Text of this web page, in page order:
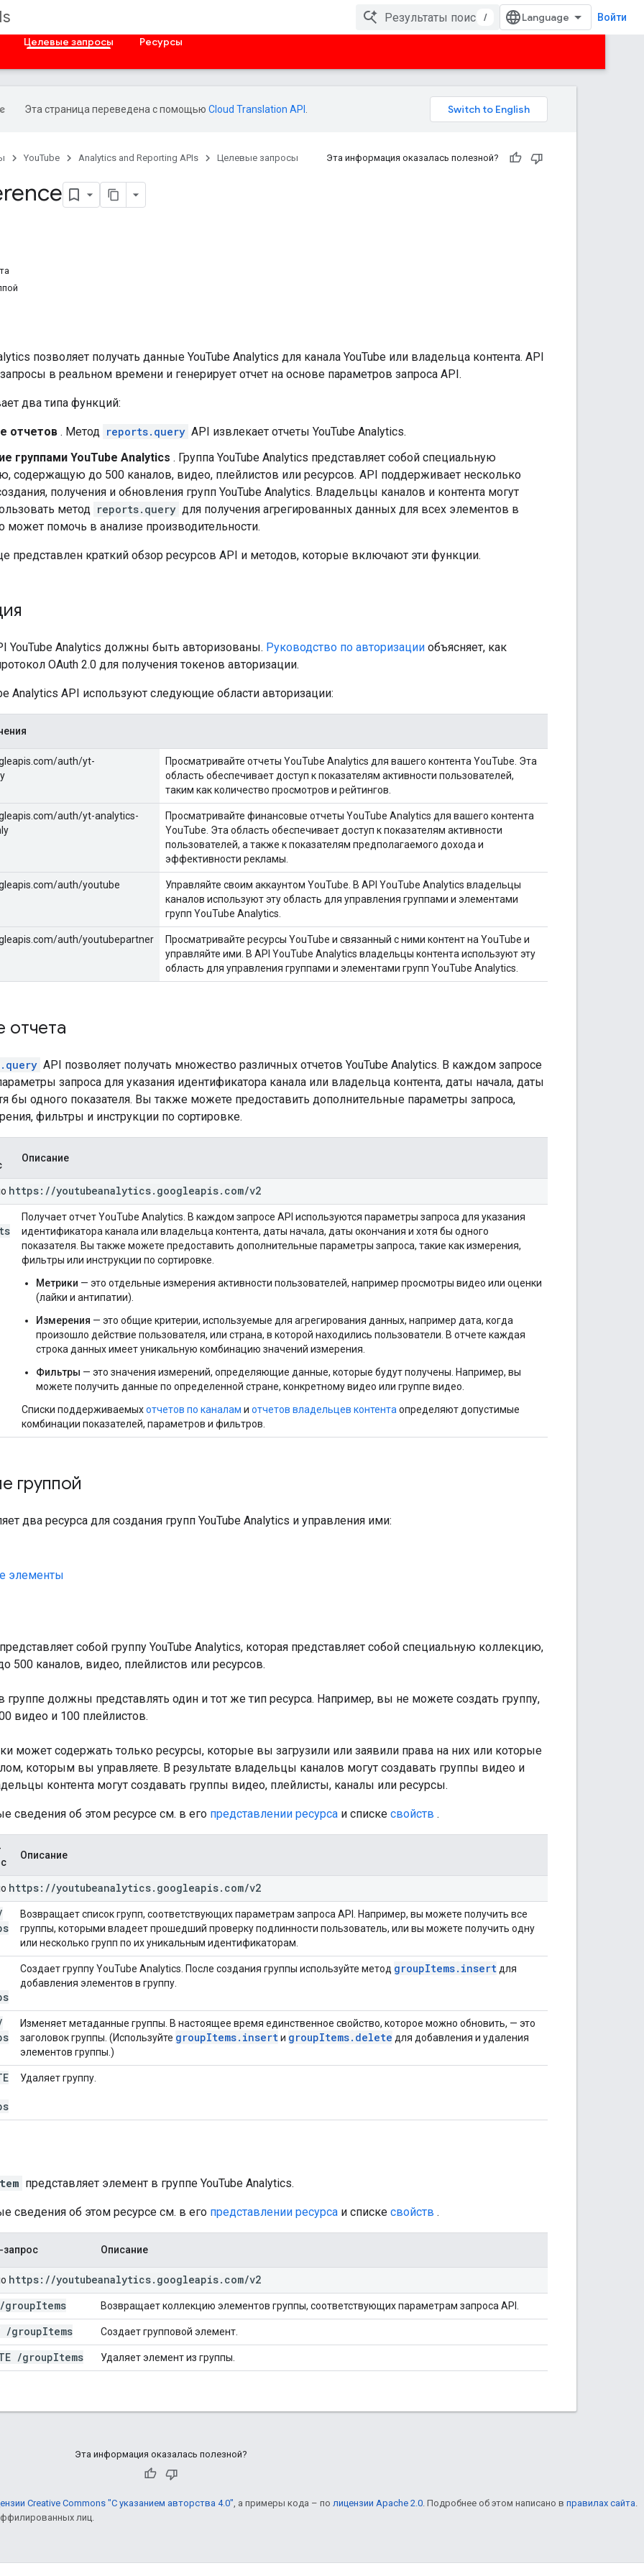
/ Войти
Целевые запросы Ресурсы
Эта страница переведена с помощью Cloud Translation API
YouTube Analytics and Reporting APIs Целевые запросы Эта информация оказалась полезной?
позволяет получать данные YouTube Analytics для канала YouTube или владельца контента. API
в реальном времени и генерирует отчет на основе параметров запроса API.
два типа функций:
отчетов . Метод reports.query API извлекает отчеты YouTube Analytics.
группами YouTube Analytics . Группа YouTube Analytics представляет собой специальную
содержащую до 500 каналов, видео, плейлистов или ресурсов. API поддерживает несколько
получения и обновления групп YouTube Analytics. Владельцы каналов и контента могут
метод reports.query для получения агрегированных данных для всех элементов в
может помочь в анализе производительности.
представлен краткий обзор ресурсов API и методов, которые включают эти функции.
YouTube Analytics должны быть авторизованы. Руководство по авторизации объясняет, как
OAuth 2.0 для получения токенов авторизации.
Analytics API используют следующие области авторизации:
auth/yt-
Просматривайте отчеты YouTube Analytics для вашего контента YouTube. Эта
область обеспечивает доступ к показателям активности пользователей,
таким как количество просмотров и рейтингов.
auth/yt-analytics-
Просматривайте финансовые отчеты YouTube Analytics для вашего контента
YouTube. Эта область обеспечивает доступ к показателям активности
пользователей, а также к показателям предполагаемого дохода и
эффективности рекламы.
auth/youtube
Управляйте своим аккаунтом YouTube. В API YouTube Analytics владельцы
каналов используют эту область для управления группами и элементами
групп YouTube Analytics.
auth/youtubepartner
Просматривайте ресурсы YouTube и связанный с ними контент на YouTube и
управляйте ими. В API YouTube Analytics владельцы контента используют эту
область для управления группами и элементами групп YouTube Analytics.
отчета
API позволяет получать множество различных отчетов YouTube Analytics. В каждом запросе
запроса для указания идентификатора канала или владельца контента, даты начала, даты
бы одного показателя. Вы также можете предоставить дополнительные параметры запроса,
фильтры и инструкции по сортировке.
Описание
https: //youtubeanalytics. googleapis. com/v2
Получает отчет YouTube Analytics. В каждом запросе API используются параметры запроса для указания
идентификатора канала или владельца контента, даты начала, даты окончания и хотя бы одного
показателя. Вы также можете предоставить дополнительные параметры запроса, такие как измерения,
фильтры или инструкции по сортировке.
Метрики — это отдельные измерения активности пользователей, например просмотры видео или оценки
(лайки и антипатии).
Измерения — это общие критерии, используемые для агрегирования данных, например дата, когда
произошло действие пользователя, или страна, в которой находились пользователи. В отчете каждая
строка данных имеет уникальную комбинацию значений измерения.
Фильтры — это значения измерений, определяющие данные, которые будут получены. Например, вы
можете получить данные по определенной стране, конкретному видео или группе видео.
Списки поддерживаемыхотчетов по каналам и отчетов владельцев контента определяют допустимые
комбинации показателей, параметров и фильтров.
группой
два ресурса для создания групп YouTube Analytics и управления ими:
элементы
представляет собой группу YouTube Analytics, которая представляет собой специальную коллекцию,
500 каналов, видео, плейлистов или ресурсов.
группе должны представлять один и тот же тип ресурса. Например, вы не можете создать группу,
видео и 100 плейлистов.
может содержать только ресурсы, которые вы загрузили или заявили права на них или которые
которым вы управляете. В результате владельцы каналов могут создавать группы видео и
контента могут создавать группы видео, плейлисты, каналы или ресурсы.
сведения об этом ресурсе см. в его представлении ресурса и списке свойств .
Описание
https: //youtubeanalytics. googleapis. com/v2
Возвращает список групп, соответствующих параметрам запроса API. Например, вы можете получить все
группы, которыми владеет прошедший проверку подлинности пользователь, или вы можете получить одну
или несколько групп по их уникальным идентификаторам.
Создает группу YouTube Analytics. После создания группы используйте метод groupItems. insert для
добавления элементов в группу.
Изменяет метаданные группы. В настоящее время единственное свойство, которое можно обновить, — это
заголовок группы. (Используйте groupItems. insertи groupItems. delete для добавления и удаления
элементов группы.)
Удаляет группу.
представляет элемент в группе YouTube Analytics.
сведения об этом ресурсе см. в его представлении ресурса и списке свойств .
запрос Описание
https: //youtubeanalytics. googleapis. com/v2
/groupItems Возвращает коллекцию элементов группы, соответствующих параметрам запроса API.
/groupItems Создает групповой элемент.
/groupItems Удаляет элемент из группы.
Эта информация оказалась полезной?
Creative Commons "С указанием авторства 4.0", а примеры кода – по лицензии Apache 2.0. Подробнее об этом написано в правилах сайта.
лиц.